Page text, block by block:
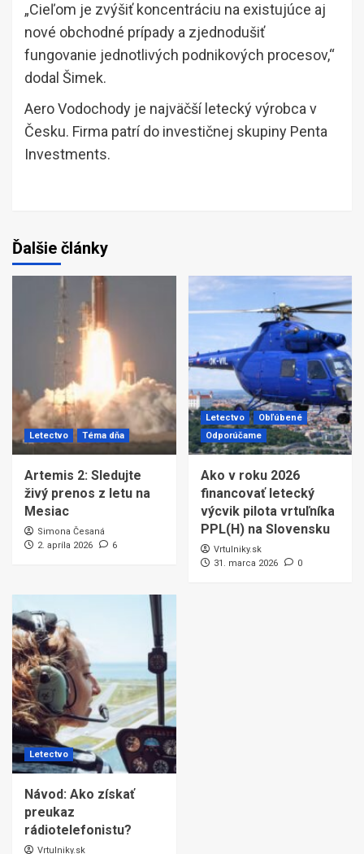
„Cieľom je zvýšiť koncentráciu na existujúce aj
nové obchodné prípady a zjednodušiť
fungovanie jednotlivých podnikových procesov,“
dodal Šimek.
Aero Vodochody je najväčší letecký výrobca v
Česku. Firma patrí do investičnej skupiny Penta
Investments.
Ďalšie články
Letectvo Téma dňa
Artemis 2: Sledujte
živý prenos z letu na
Mesiac
Simona Česaná
2. apríla 2026
6
Letectvo
Obľúbené
Odporúčame
Ako v roku 2026
financovať letecký
výcvik pilota vrtuľníka
PPL(H) na Slovensku
Vrtulniky.sk
31. marca 2026
0
Letectvo
Návod: Ako získať
preukaz
rádiotelefonistu?
Vrtulniky.sk